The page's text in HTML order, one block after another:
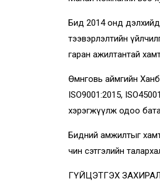
Бид 2014 онд
тээвэрлэлтийн
гаран ажилтантай
Өмнөговь аймгийн
ISO9001:2015,
хэрэгжүүлж одоо
Бидний амжилтыг
чин сэтгэлийн
ГҮЙЦЭТГЭХ